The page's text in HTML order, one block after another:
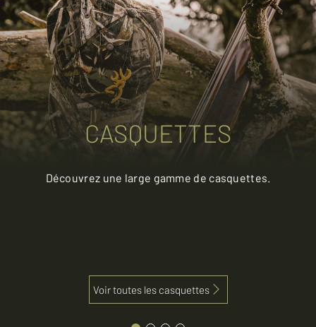
CASQUETTES
Découvrez une large gamme de casquettes.
Voir toutes les casquettes